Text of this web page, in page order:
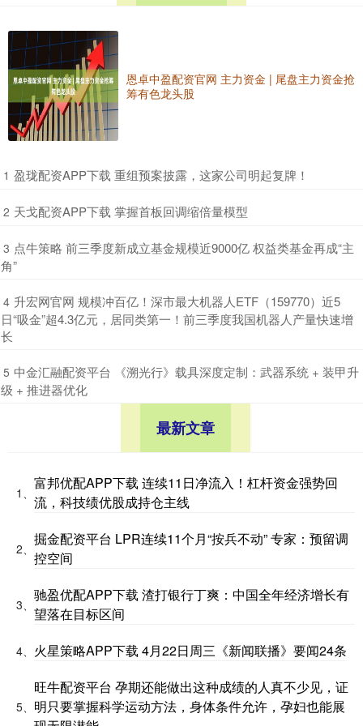
恩卓中盈配资官网 主力资金 | 尾盘主力资金抢
筹有色龙头股
1 ​盈珑配资APP下载 重组预案披露，这家公司明起复牌！
2 ​天戈配资APP下载 掌握首板回调缩倍量模型
3 ​点牛策略 前三季度新成立基金规模近9000亿 权益类基金再成“主
角”
4 ​升宏网官网 规模冲百亿！深市最大机器人ETF（159770）近5
日“吸金”超4.3亿元，居同类第一！前三季度我国机器人产量快速增
长
5 ​中金汇融配资平台 《溯光行》载具深度定制：武器系统 + 装甲升
级 + 推进器优化
最新文章
1、
富邦优配APP下载 连续11日净流入！杠杆资金强势回
流，科技绩优股成持仓主线
2、
掘金配资平台 LPR连续11个月“按兵不动” 专家：预留调
控空间
3、
驰盈优配APP下载 渣打银行丁爽：中国全年经济增长有
望落在目标区间
4、 火星策略APP下载 4月22日周三《新闻联播》要闻24条
5、
旺牛配资平台 孕期还能做出这种成绩的人真不少见，证
明只要掌握科学运动方法，身体条件允许，孕妇也能展